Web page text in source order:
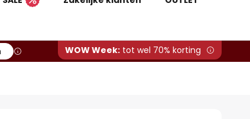
WOW Week: tot wel 70% korting